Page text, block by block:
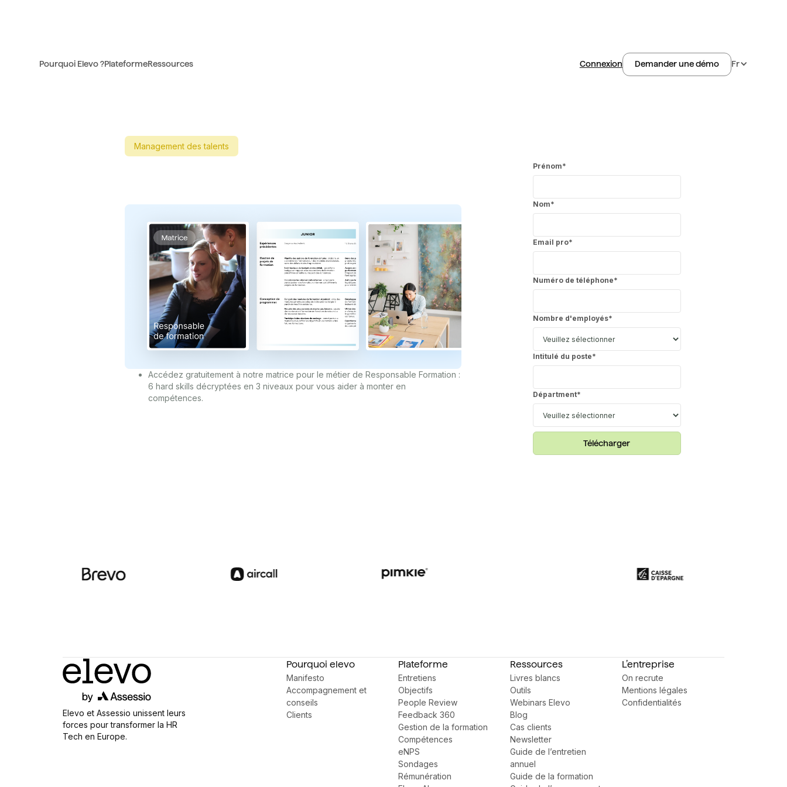
Pourquoi Elevo ?PlateformeRessources Connexion Demander une démo Fr
Management des talents
Accédez gratuitement à notre matrice pour le métier de Responsable Formation :
6 hard skills décryptées en 3 niveaux pour vous aider à monter en
compétences.
Prénom*
Nom*
Email pro*
Numéro de téléphone*
Nombre d'employés*
Intitulé du poste*
Départment*
Elevo et Assessio unissent leurs
forces pour transformer la HR
Tech en Europe.
Pourquoi elevo
Manifesto
Accompagnement et
conseils
Clients
Plateforme
Entretiens
Objectifs
People Review
Feedback 360
Gestion de la formation
Compétences
eNPS
Sondages
Rémunération
Ressources
Livres blancs
Outils
Webinars Elevo
Blog
Cas clients
Newsletter
Guide de l’entretien
annuel
Guide de la formation
L’entreprise
On recrute
Mentions légales
Confidentialités